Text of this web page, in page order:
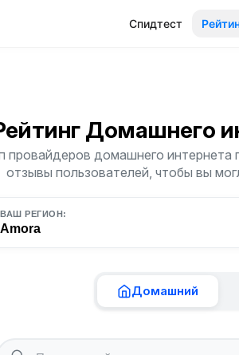
Спидтест
Домашнего
провайдеров домашнего интернета
отзывы пользователей, чтобы вы
ВАШ РЕГИОН:
Amora
Домашний